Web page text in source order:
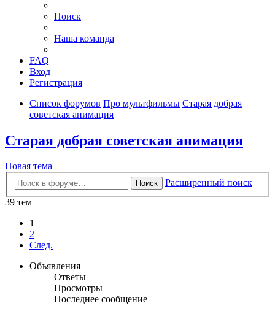
Поиск
Наша команда
FAQ
Вход
Регистрация
Список форумов Про мультфильмы Старая добрая
советская анимация
Старая добрая советская анимация
Новая тема
Поиск
Расширенный поиск
39 тем
1
2
След.
Объявления
Ответы
Просмотры
Последнее сообщение